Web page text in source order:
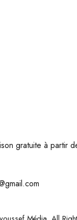
gratuite à partir